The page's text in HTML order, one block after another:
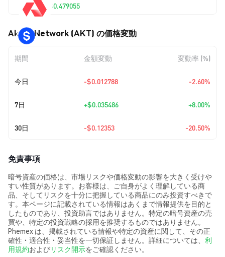
$0.479055
Akash Network (AKT) の価格変動
期間 金額変動 変動率 (%)
今日 -$0.012788 -2.60%
7日 +$0.035486 +8.00%
30日 -$0.12353 -20.50%
免責事項
暗号資産の価格は、市場リスクや価格変動の影響を大きく受けや
すい性質があります。お客様は、ご自身がよく理解している商
品、そしてリスクを十分に把握している商品にのみ投資すべきで
す。本ページに記載されている情報はあくまで情報提供を目的と
したものであり、投資助言ではありません。特定の暗号資産の売
買や、特定の投資戦略の採用を推奨するものではありません。
Phemex は、掲載されている情報や特定の資産に関して、その正
確性・適合性・妥当性を一切保証しません。詳細については、 利
用規約およびリスク開示をご確認ください。